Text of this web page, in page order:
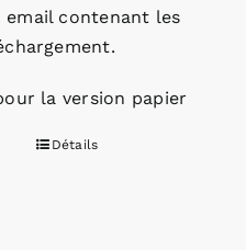
email contenant les
la version papier
Détails